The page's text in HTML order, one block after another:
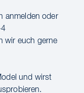
anmelden oder
wir euch gerne
und wirst